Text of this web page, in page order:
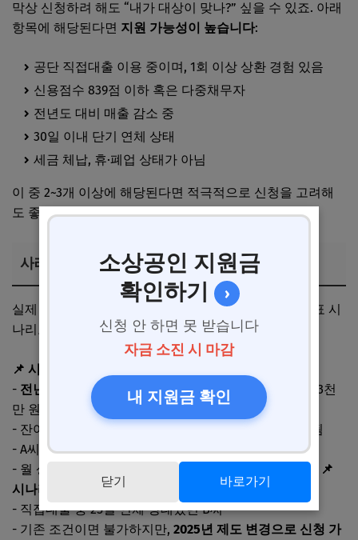
막상 신청하려 해도 “내가 대상이 맞나?” 싶을 수 있죠. 아래
항목에 해당된다면 지원 가능성이 높습니다:
공단 직접대출 이용 중이며, 1회 이상 상환 경험 있음
신용점수 839점 이하 혹은 다중채무자
전년도 대비 매출 감소 중
30일 이내 단기 연체 상태
세금 체납, 휴·폐업 상태가 아님
이 중 2~3개 이상에 해당된다면 적극적으로 신청을 고려해
도 좋습니다.
사례 기반 대응 전략
실제 어떤 상황에서 어떻게 신청하면 좋은지, 3가지 대표 시
나리오로 정리해볼게요:
📌 시나리오 1: 매출 감소한 일반 소상공인
- 전년 매출보다 20% 하락한 자영업자 A씨는 직접대출 3천
만 원 상환 중
- 잔여 18개월이 남아있고, 상환 부담으로 경영이 악화됨
- A씨는 온라인으로 신청하고, 5년까지 연장 결정
- 월 상환금이 55만 원 → 23만 원으로 낮아져 숨통 확보
📌
시나리오 2: 단기 연체 중인 카페 사장님
- 직접대출 중 25일 연체 상태였던 B씨
- 기존 조건이면 불가하지만, 2025년 제도 변경으로 신청 가
소상공인 지원금
확인하기
›
신청 안 하면 못 받습니다
자금 소진 시 마감
내 지원금 확인
닫기 바로가기